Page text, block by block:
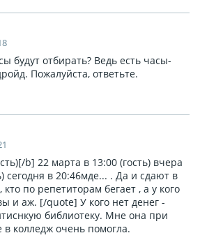
будут отбирать? Ведь есть часы-
Пожалуйста, ответьте.
b] 22 марта в 13:00 (гость) вчера
сегодня в 20:46мде... . Да и сдают в
по репетиторам бегает , а у кого
и аж. [/quote] У кого нет денег -
библиотеку. Мне она при
в колледж очень помогла.